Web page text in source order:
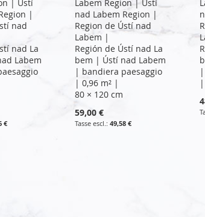
| Ústí
|
nad
nad La
Labem
€
Labem Region | Ústí
nad Labem Region |
Region de Ústí nad
Labem |
Región de Ústí nad La
bem | Ústí nad Labem
| bandiera paesaggio
| 0,96 m² |
80 × 120 cm
59,00 €
49,58 €